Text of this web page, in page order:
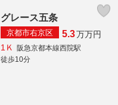
グレース五条
京都市右京区 5.3万万円
1Ｋ
阪急京都本線西院駅
徒歩10分